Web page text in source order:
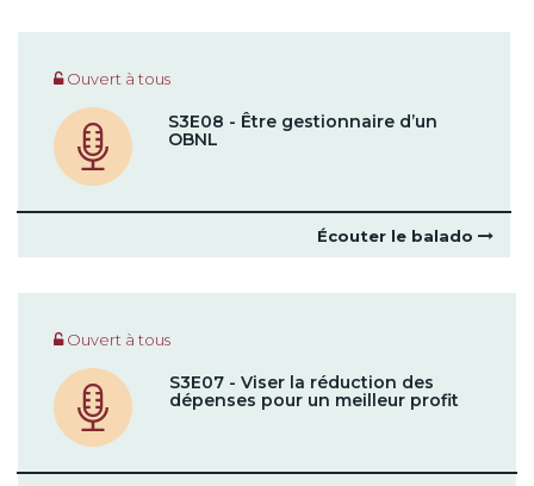
Ouvert à tous
S3E08 - Être gestionnaire d’un
OBNL
Écouter le balado
Ouvert à tous
S3E07 - Viser la réduction des
dépenses pour un meilleur profit